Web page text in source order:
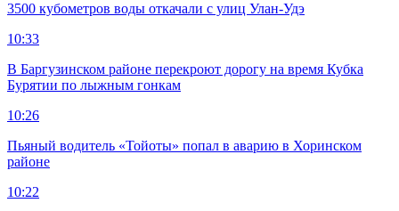
3500 кубометров воды откачали с улиц Улан-Удэ
10:33
В Баргузинском районе перекроют дорогу на время Кубка
Бурятии по лыжным гонкам
10:26
Пьяный водитель «Тойоты» попал в аварию в Хоринском
районе
10:22